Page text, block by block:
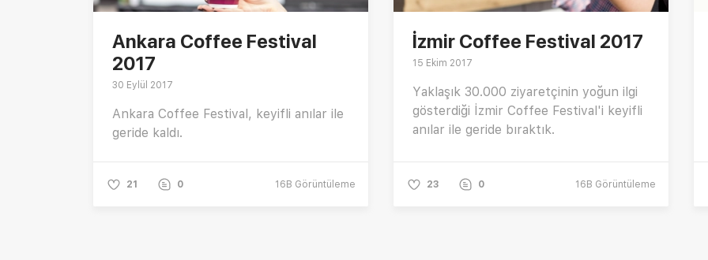
Ankara Coffee Festival
2017
30 Eylül 2017
Ankara Coffee Festival, keyifli anılar ile
geride kaldı.
21 0 16B Görüntüleme
İzmir Coffee Festival 2017
15 Ekim 2017
Yaklaşık 30.000 ziyaretçinin yoğun ilgi
gösterdiği İzmir Coffee Festival'i keyifli
anılar ile geride bıraktık.
23 0 16B Görüntüleme